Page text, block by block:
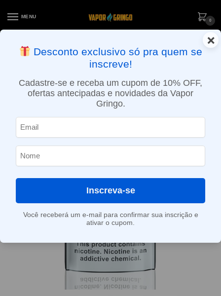
MENU
0
ENTREGA NO MESMO DIA EM SÃO PAULO (SEG A SEX): PEDIDOS
APROVADOS ATÉ 15:30 VIA MOTOBOY
×
Desconto exclusivo só pra quem se
inscreve!
Cadastre-se e receba um cupom de 10% OFF,
ofertas antecipadas e novidades da Vapor
Gringo.
Inscreva-se
Você receberá um e-mail para confirmar sua inscrição e
ativar o cupom.